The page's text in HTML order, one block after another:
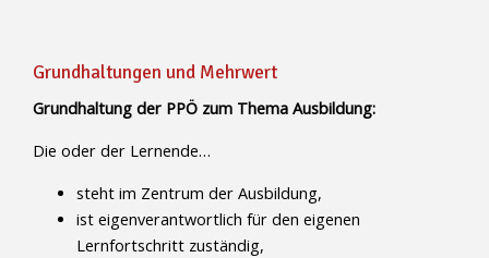
Grundhaltungen und Mehrwert
Grundhaltung der PPÖ zum Thema Ausbildung:
Die oder der Lernende…
steht im Zentrum der Ausbildung,
ist eigenverantwortlich für den eigenen
Lernfortschritt zuständig,